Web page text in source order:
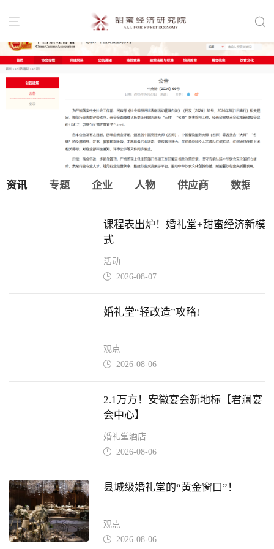
 
中国烹饪协会：取消“大师”“名师”等称
资讯 专题 企业 人物 供应商 数据
课程表出炉！婚礼堂+甜蜜经济新模
式
活动
 2026-08-07
婚礼堂“轻改造”攻略!
观点
 2026-08-06
2.1万方！安徽宴会新地标【君澜宴
会中心】
婚礼堂酒店
 2026-08-06
县城级婚礼堂的“黄金窗口”！
观点
 2026-08-06